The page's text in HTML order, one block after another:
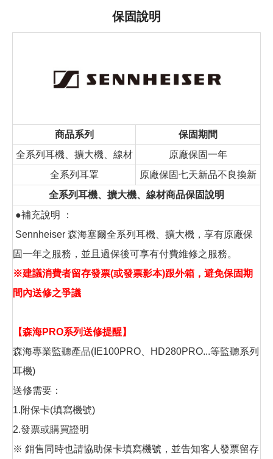
保固說明
商品系列
保固期間
全系列耳機、擴大機、線材
原廠保固一年
全系列耳罩
原廠保固七天新品不良換新
全系列耳機、擴大機、線材商品保固說明
●補充說明 ：
Sennheiser 森海塞爾全系列耳機、擴大機，享有原廠保
固一年之服務，並且過保後可享有付費維修之服務。
※建議消費者留存發票(或發票影本)跟外箱，避免保固期
間內送修之爭議
【森海PRO系列送修提醒】
森海專業監聽產品(IE100PRO、HD280PRO...等監聽系列
耳機)
送修需要：
1.附保卡(填寫機號)
2.發票或購買證明
※ 銷售同時也請協助保卡填寫機號，並告知客人發票留存